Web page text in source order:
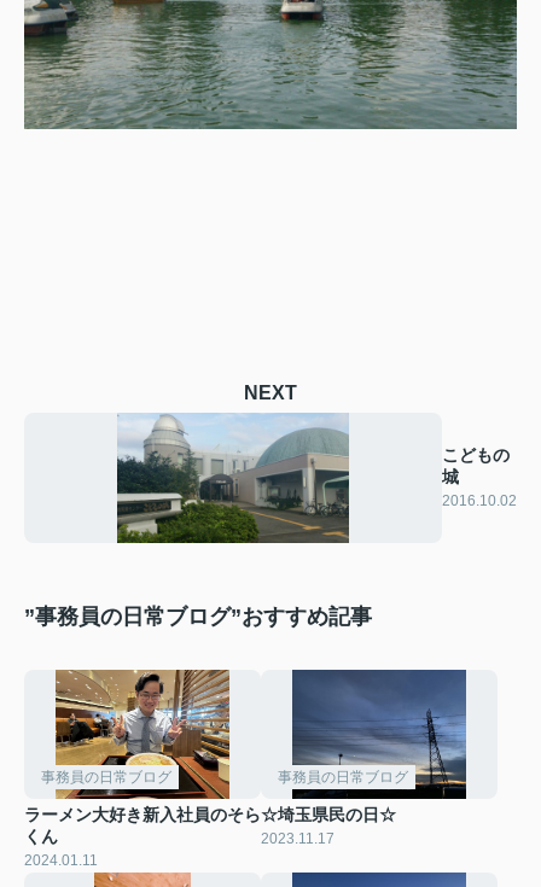
NEXT
こどもの
城
2016.10.02
”事務員の日常ブログ”おすすめ記事
事務員の日常ブログ
ラーメン大好き新入社員のそら
くん
2024.01.11
事務員の日常ブログ
☆埼玉県民の日☆
2023.11.17